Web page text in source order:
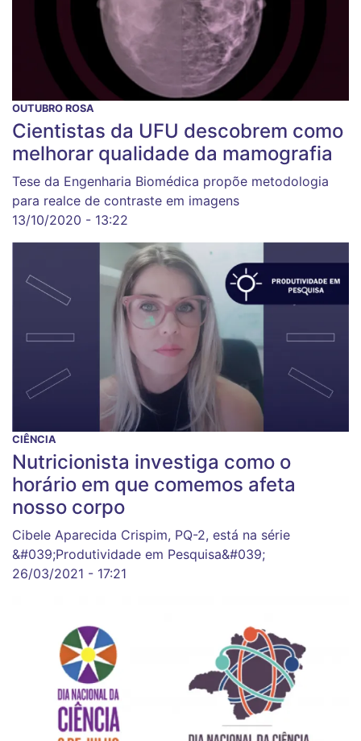
OUTUBRO ROSA
Cientistas da UFU descobrem como
melhorar qualidade da mamografia
Tese da Engenharia Biomédica propõe metodologia
para realce de contraste em imagens
13/10/2020 - 13:22
CIÊNCIA
Nutricionista investiga como o
horário em que comemos afeta
nosso corpo
Cibele Aparecida Crispim, PQ-2, está na série
&#039;Produtividade em Pesquisa&#039;
26/03/2021 - 17:21